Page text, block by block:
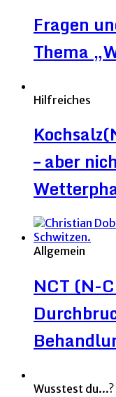
Fragen
Thema
Hilfreiches
– aber
Allgemein
NCT (N-
Wusstest du...?